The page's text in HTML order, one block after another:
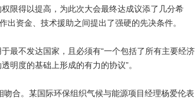
得以提高，为此次大会最终达成议添了几分希
出资金、技术援助之间提出了强硬的先决条件。
不发达国家，且必须有“一个包括了所有主要经济
明度的基础上形成的有力的协议”。
。某国际环保组织气候与能源项目经理杨爱伦表